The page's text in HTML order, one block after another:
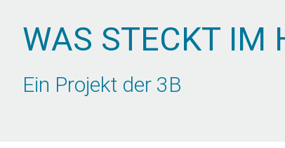
WAS STECKT IM
Ein Projekt der 3B